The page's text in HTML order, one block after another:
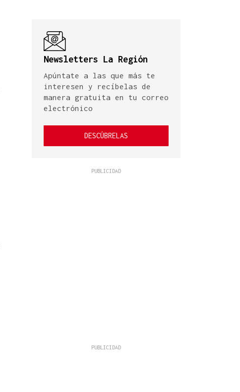
Newsletters La Región
Apúntate a las que más te
interesen y recíbelas de
manera gratuita en tu correo
electrónico
DESCÚBRELAS